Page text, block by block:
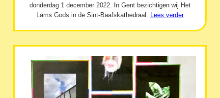
donderdag 1 december 2022. In Gent bezichtigen wij Het
Lams Gods in de Sint-Baafskathedraal. Lees verder